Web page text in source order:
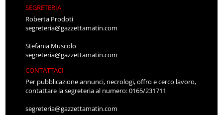
SEGRETERIA
Roberta Prodoti
segreteria@gazzettamatin.com
Stefania Muscolo
segreteria@gazzettamatin.com
CONTATTACI
Per pubblicazione annunci, necrologi, offro e cerco lavoro,
contattare la segreteria al numero: 0165/231711
segreteria@gazzettamatin.com